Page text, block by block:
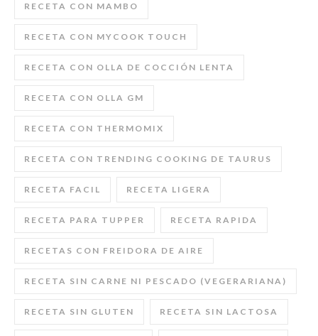
RECETA CON MAMBO
RECETA CON MYCOOK TOUCH
RECETA CON OLLA DE COCCIÓN LENTA
RECETA CON OLLA GM
RECETA CON THERMOMIX
RECETA CON TRENDING COOKING DE TAURUS
RECETA FACIL RECETA LIGERA
RECETA PARA TUPPER RECETA RAPIDA
RECETAS CON FREIDORA DE AIRE
RECETA SIN CARNE NI PESCADO (VEGERARIANA)
RECETA SIN GLUTEN RECETA SIN LACTOSA